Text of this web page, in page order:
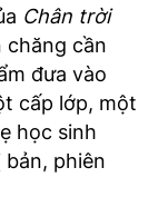
Chân trời
chăng cần
đưa vào
cấp lớp, một
học sinh
phiên